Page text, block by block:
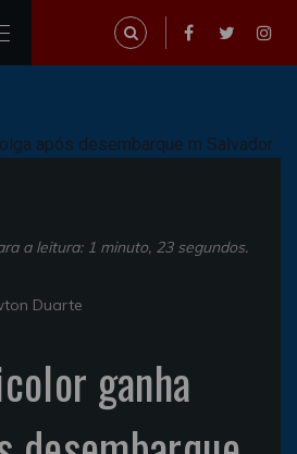
a leitura: 1 minuto, 23 segundos.
Duarte
ganha